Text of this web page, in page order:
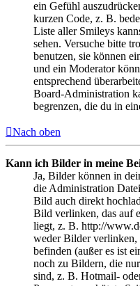
ein Gefühl
kurzen Code, z. B.
Liste aller Smileys
sehen. Versuche bitte
benutzen, sie können
und ein Moderator
entsprechend
Board-Administration
begrenzen, die du in
Nach oben
Kann ich Bilder in meine
Ja, Bilder können in
die Administration
Bild auch direkt
Bild verlinken, das auf
liegt, z. B. http://
weder Bilder verlinken,
befinden (außer es ist
noch zu Bildern, die
sind, z. B. Hotmail-